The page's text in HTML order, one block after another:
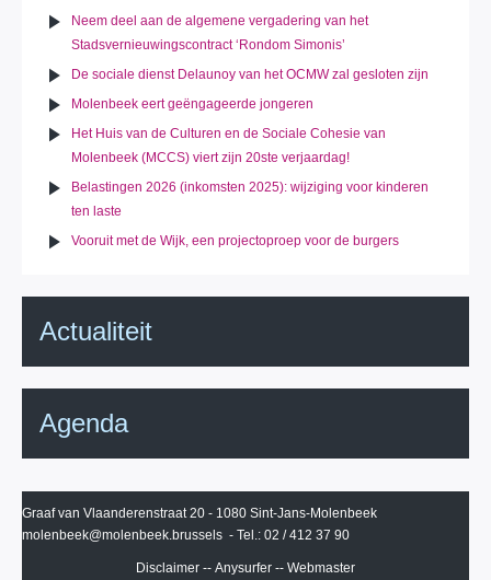
Neem deel aan de algemene vergadering van het
Stadsvernieuwingscontract ‘Rondom Simonis’
De sociale dienst Delaunoy van het OCMW zal gesloten zijn
Molenbeek eert geëngageerde jongeren
Het Huis van de Culturen en de Sociale Cohesie van
Molenbeek (MCCS) viert zijn 20ste verjaardag!
Belastingen 2026 (inkomsten 2025): wijziging voor kinderen
ten laste
Vooruit met de Wijk, een projectoproep voor de burgers
Actualiteit
Agenda
Graaf van Vlaanderenstraat 20 - 1080 Sint-Jans-Molenbeek
molenbeek@molenbeek.brussels - Tel.: 02 / 412 37 90
Disclaimer -- Anysurfer -- Webmaster